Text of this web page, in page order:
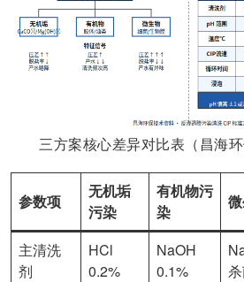
三方案核心差异对比表（昌海
参数项
无机垢
污染
有机物污
染
主清洗
剂
HCl
0.2%
NaOH
0.1%